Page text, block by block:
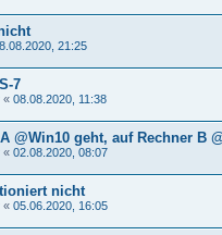
21:25
7
« 08.08.2020, 11:38
@Win10 geht, auf Rechner B
« 02.08.2020, 08:07
nicht
« 05.06.2020, 16:05